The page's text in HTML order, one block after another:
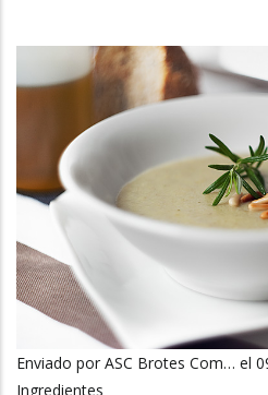
La
Enviado por ASC Brotes Com… el
Ingredientes